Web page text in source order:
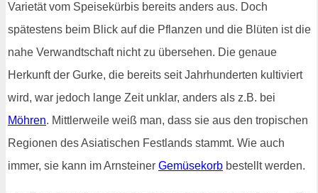
Varietät vom Speisekürbis bereits anders aus. Doch
spätestens beim Blick auf die Pflanzen und die Blüten ist die
nahe Verwandtschaft nicht zu übersehen. Die genaue
Herkunft der Gurke, die bereits seit Jahrhunderten kultiviert
wird, war jedoch lange Zeit unklar, anders als z.B. bei
Möhren. Mittlerweile weiß man, dass sie aus den tropischen
Regionen des Asiatischen Festlands stammt. Wie auch
immer, sie kann im Arnsteiner Gemüsekorb bestellt werden.